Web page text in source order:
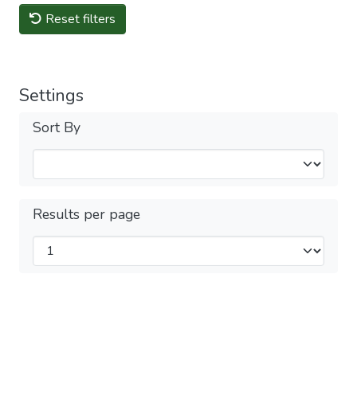
Reset filters
Settings
Sort By
Results per page